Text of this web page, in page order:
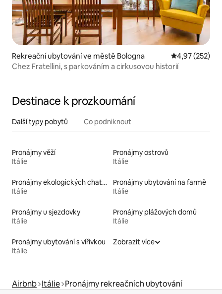
Rekreační ubytování ve městě Bologna Průměrné
4,97 (252)
Chez Fratellini, s parkováním a cirkusovou historií
Destinace k prozkoumání
Další typy pobytů Co podniknout
Pronájmy věží
Itálie
Pronájmy ostrovů
Itálie
Pronájmy ekologických chatek
Itálie
Pronájmy ubytování na farmě
Itálie
Pronájmy u sjezdovky
Itálie
Pronájmy plážových domů
Itálie
Pronájmy ubytování s vířivkou
Itálie
Zobrazit více
Airbnb Itálie Pronájmy rekreačních ubytování